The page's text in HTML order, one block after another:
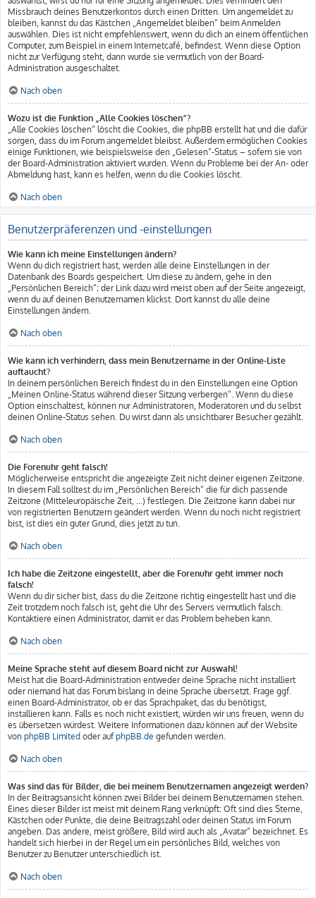
Missbrauch deines Benutzerkontos durch einen Dritten. Um angemeldet zu
bleiben, kannst du das Kästchen „Angemeldet bleiben“ beim Anmelden
auswählen. Dies ist nicht empfehlenswert, wenn du dich an einem öffentlichen
Computer, zum Beispiel in einem Internetcafé, befindest. Wenn diese Option
nicht zur Verfügung steht, dann wurde sie vermutlich von der Board-
Administration ausgeschaltet.
Nach oben
Wozu ist die Funktion „Alle Cookies löschen“?
„Alle Cookies löschen“ löscht die Cookies, die phpBB erstellt hat und die dafür
sorgen, dass du im Forum angemeldet bleibst. Außerdem ermöglichen Cookies
einige Funktionen, wie beispielsweise den „Gelesen“-Status – sofern sie von
der Board-Administration aktiviert wurden. Wenn du Probleme bei der An- oder
Abmeldung hast, kann es helfen, wenn du die Cookies löscht.
Nach oben
Benutzerpräferenzen und -einstellungen
Wie kann ich meine Einstellungen ändern?
Wenn du dich registriert hast, werden alle deine Einstellungen in der
Datenbank des Boards gespeichert. Um diese zu ändern, gehe in den
„Persönlichen Bereich“; der Link dazu wird meist oben auf der Seite angezeigt,
wenn du auf deinen Benutzernamen klickst. Dort kannst du alle deine
Einstellungen ändern.
Nach oben
Wie kann ich verhindern, dass mein Benutzername in der Online-Liste
auftaucht?
In deinem persönlichen Bereich findest du in den Einstellungen eine Option
„Meinen Online-Status während dieser Sitzung verbergen“. Wenn du diese
Option einschaltest, können nur Administratoren, Moderatoren und du selbst
deinen Online-Status sehen. Du wirst dann als unsichtbarer Besucher gezählt.
Nach oben
Die Forenuhr geht falsch!
Möglicherweise entspricht die angezeigte Zeit nicht deiner eigenen Zeitzone.
In diesem Fall solltest du im „Persönlichen Bereich“ die für dich passende
Zeitzone (Mitteleuropäische Zeit, ...) festlegen. Die Zeitzone kann dabei nur
von registrierten Benutzern geändert werden. Wenn du noch nicht registriert
bist, ist dies ein guter Grund, dies jetzt zu tun.
Nach oben
Ich habe die Zeitzone eingestellt, aber die Forenuhr geht immer noch
falsch!
Wenn du dir sicher bist, dass du die Zeitzone richtig eingestellt hast und die
Zeit trotzdem noch falsch ist, geht die Uhr des Servers vermutlich falsch.
Kontaktiere einen Administrator, damit er das Problem beheben kann.
Nach oben
Meine Sprache steht auf diesem Board nicht zur Auswahl!
Meist hat die Board-Administration entweder deine Sprache nicht installiert
oder niemand hat das Forum bislang in deine Sprache übersetzt. Frage ggf.
einen Board-Administrator, ob er das Sprachpaket, das du benötigst,
installieren kann. Falls es noch nicht existiert, würden wir uns freuen, wenn du
es übersetzen würdest. Weitere Informationen dazu können auf der Website
von phpBB Limited oder auf phpBB.de gefunden werden.
Nach oben
Was sind das für Bilder, die bei meinem Benutzernamen angezeigt werden?
In der Beitragsansicht können zwei Bilder bei deinem Benutzernamen stehen.
Eines dieser Bilder ist meist mit deinem Rang verknüpft: Oft sind dies Sterne,
Kästchen oder Punkte, die deine Beitragszahl oder deinen Status im Forum
angeben. Das andere, meist größere, Bild wird auch als „Avatar“ bezeichnet. Es
handelt sich hierbei in der Regel um ein persönliches Bild, welches von
Benutzer zu Benutzer unterschiedlich ist.
Nach oben